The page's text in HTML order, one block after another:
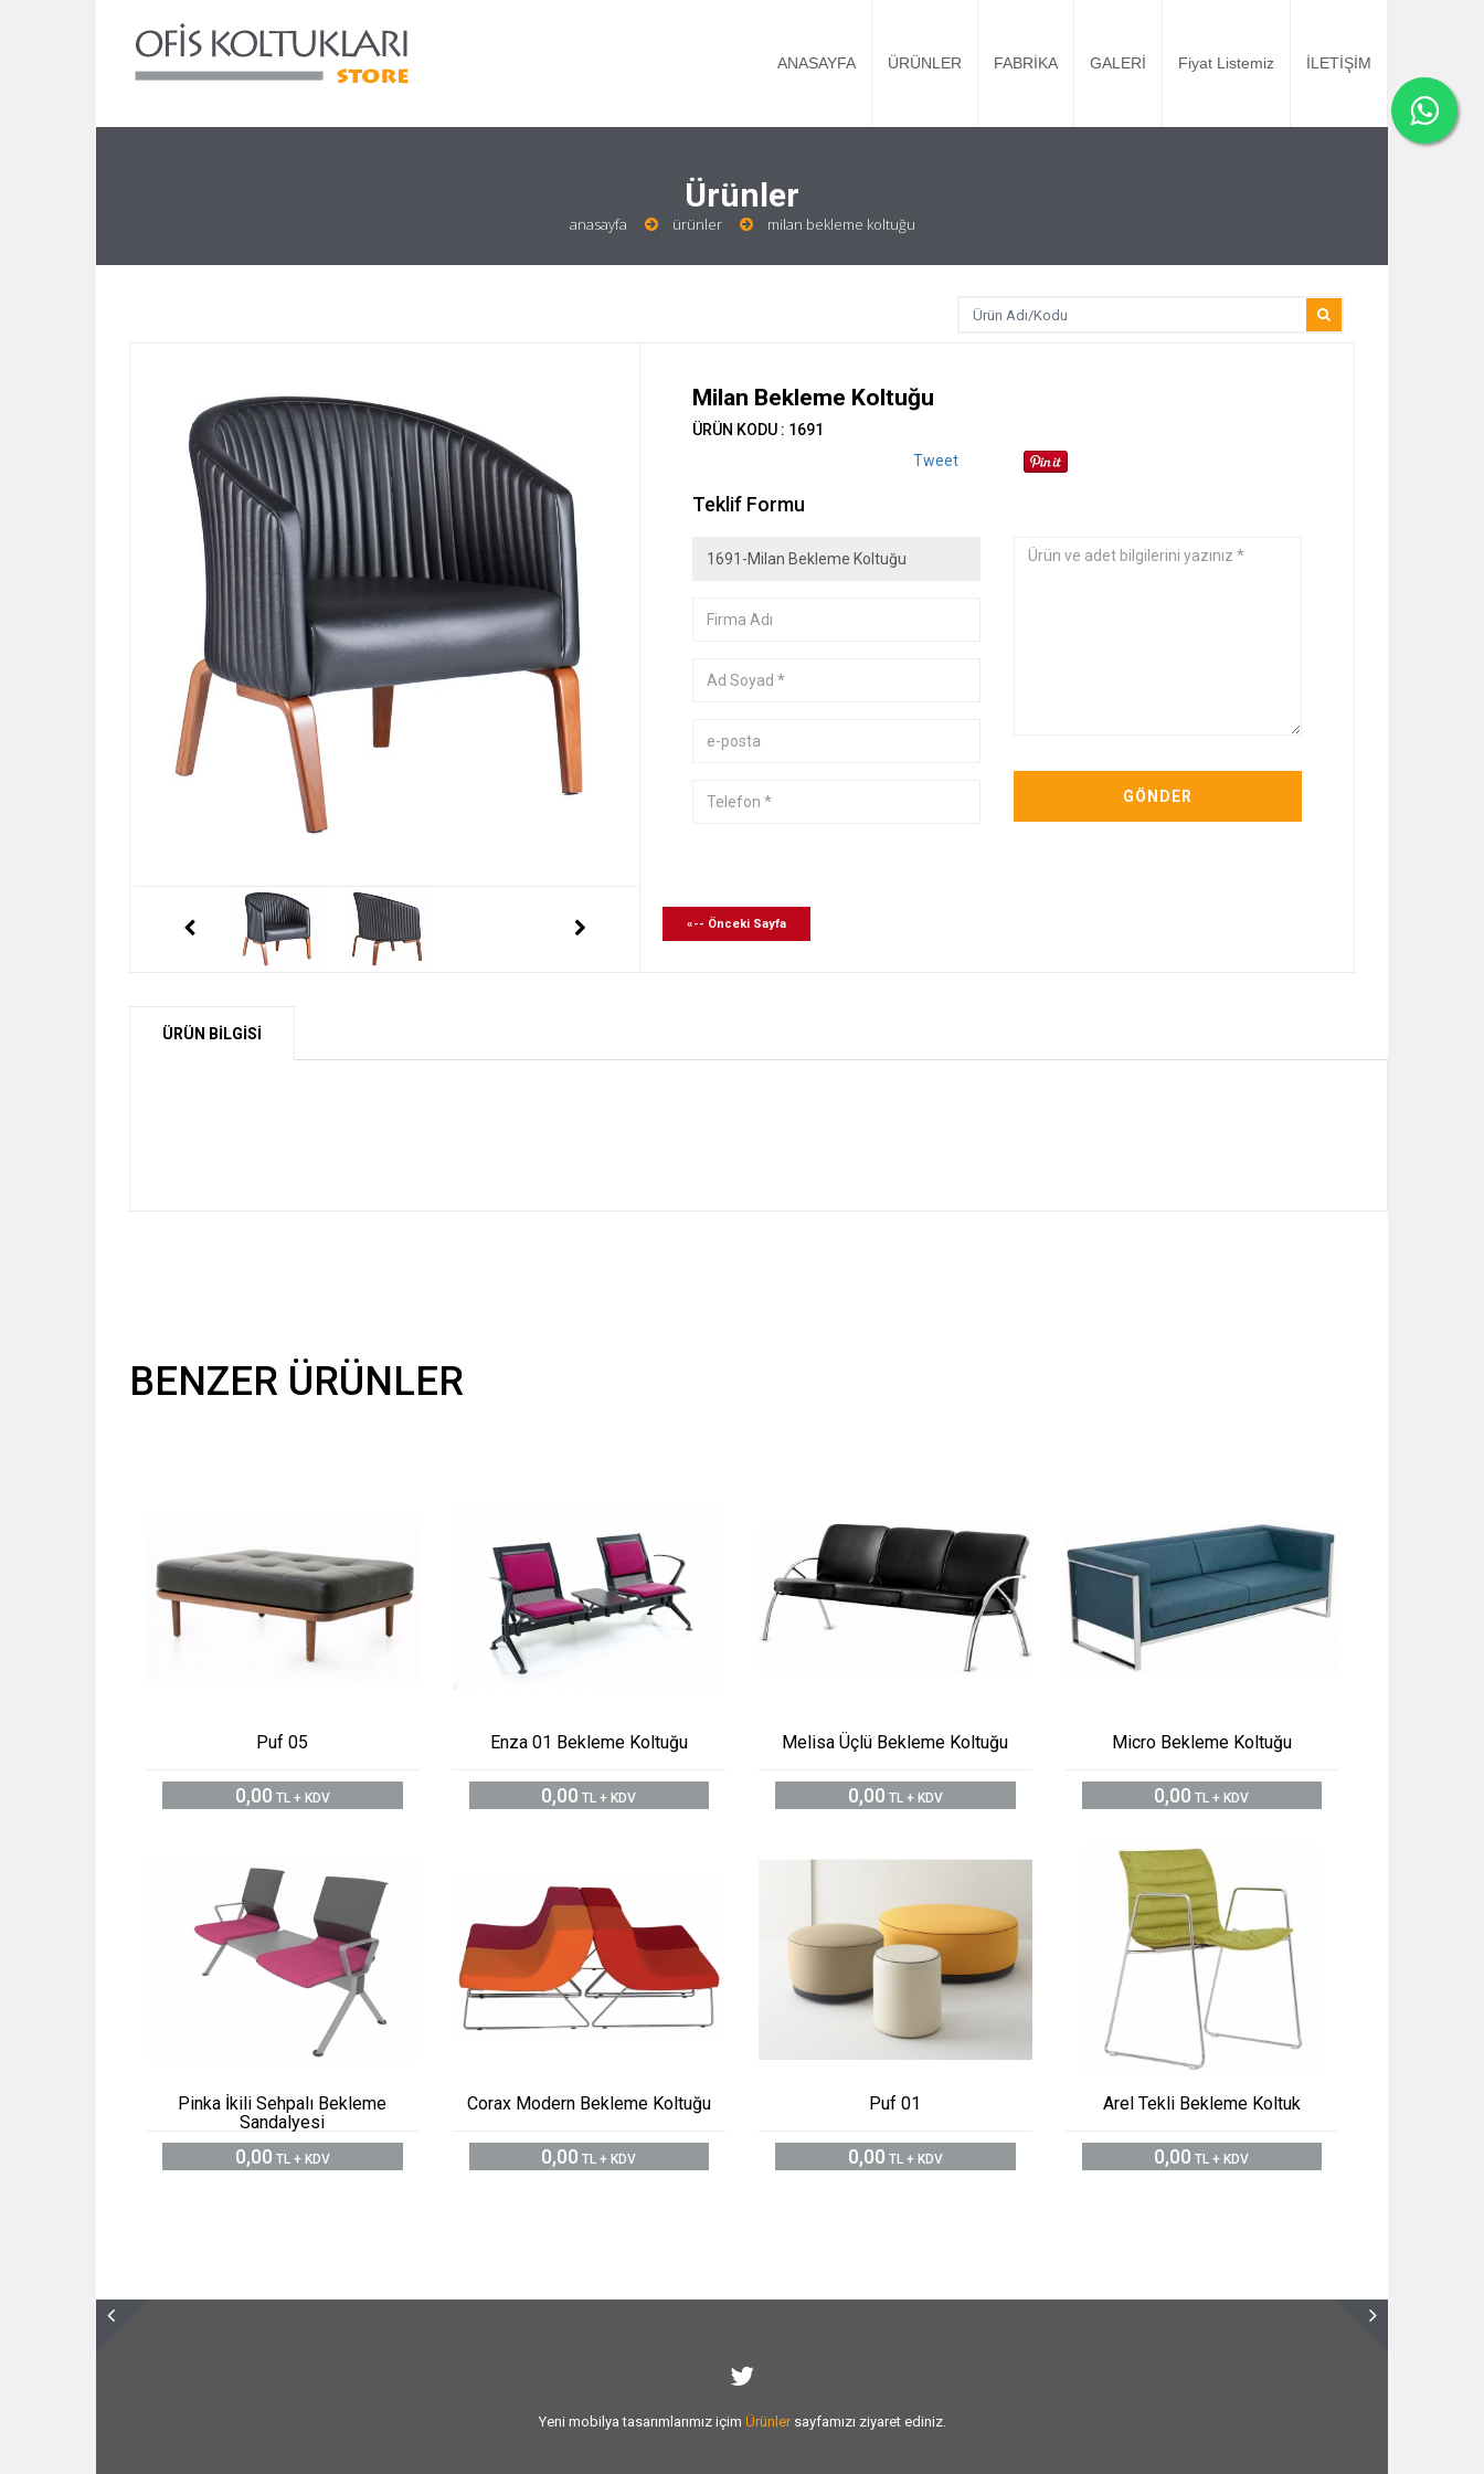
ANASAYFA ÜRÜNLER FABRİKA GALERİ Fiyat Listemiz İLETİŞİM
Ürünler
anasayfa ürünler milan bekleme koltuğu
Milan Bekleme Koltuğu
ÜRÜN KODU : 1691
Tweet
Teklif Formu
«-- Önceki Sayfa
ÜRÜN BİLGİSİ
BENZER ÜRÜNLER
Puf 05
0,00 TL + KDV
Enza 01 Bekleme Koltuğu
0,00 TL + KDV
Melisa Üçlü Bekleme Koltuğu
0,00 TL + KDV
Micro Bekleme Koltuğu
0,00 TL + KDV
Pinka İkili Sehpalı Bekleme
Sandalyesi
0,00 TL + KDV
Corax Modern Bekleme Koltuğu
0,00 TL + KDV
Puf 01
0,00 TL + KDV
Arel Tekli Bekleme Koltuk
0,00 TL + KDV
Yeni mobilya tasarımlarımız içim Ürünlersayfamızı ziyaret ediniz.